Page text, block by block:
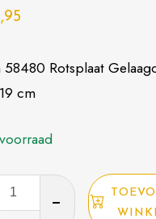
Rotsplaat
cm